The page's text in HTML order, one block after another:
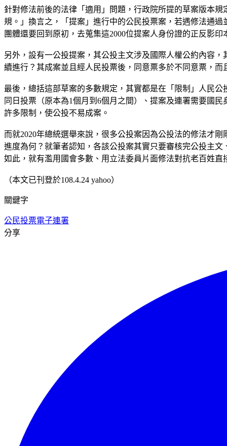
針對修法前後的法律「適用」問題，行政院所提的草案版本
規。」換言之，「提案」進行中的公民投票案，若遇修法通
團體還要回到原初，去蒐集這2000位提案人身份證的正反影
另外，設有一公投提案，其公投主文涉及國際人權公約內容
續進行？其成案並且經人民投票後，同意票多於不同意票，
最後，總括這部草案的多數規定，其實都是在「限制」人民
同日投票（原本為1個月到6個月之間）、提案及連署需要國
許多限制，使公投不易成案。
而就2020年總統選舉來說，很多公投案因為公投法的修法才
進度為何？就筆者認知，各該公投案其實只要審核完公投主
如此，就有濫用國會多數、用立法委員片面修法對抗老百姓直
（本文已刊登於108.4.24 yahoo）
關鍵字
公民投票電子連署
分享